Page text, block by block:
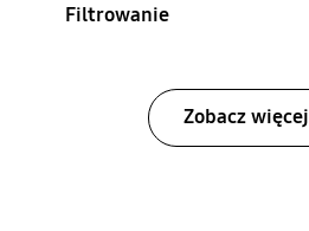
Filtrowanie
Zobacz więcej